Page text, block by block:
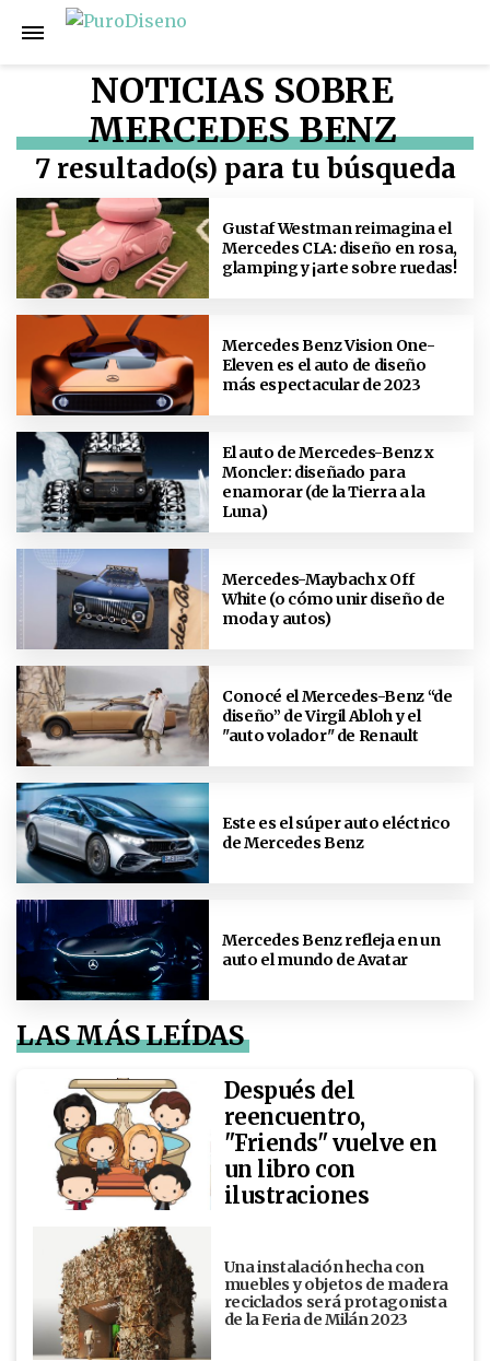
NOTICIAS SOBRE
MERCEDES BENZ
7 resultado(s) para tu búsqueda
Gustaf Westman reimagina el
Mercedes CLA: diseño en rosa,
glamping y ¡arte sobre ruedas!
Mercedes Benz Vision One-
Eleven es el auto de diseño
más espectacular de 2023
El auto de Mercedes-Benz x
Moncler: diseñado para
enamorar (de la Tierra a la
Luna)
Mercedes-Maybach x Off
White (o cómo unir diseño de
moda y autos)
Conocé el Mercedes-Benz “de
diseño” de Virgil Abloh y el
"auto volador" de Renault
Este es el súper auto eléctrico
de Mercedes Benz
Mercedes Benz refleja en un
auto el mundo de Avatar
LAS MÁS LEÍDAS
Después del
reencuentro,
"Friends" vuelve en
un libro con
ilustraciones
Una instalación hecha con
muebles y objetos de madera
reciclados será protagonista
de la Feria de Milán 2023